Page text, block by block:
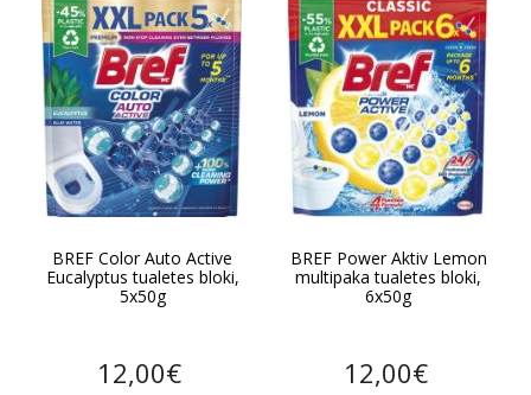
BREF Color Auto Active
Eucalyptus tualetes bloki,
5x50g
12,00€
BREF Power Aktiv Lemon
multipaka tualetes bloki,
6x50g
12,00€